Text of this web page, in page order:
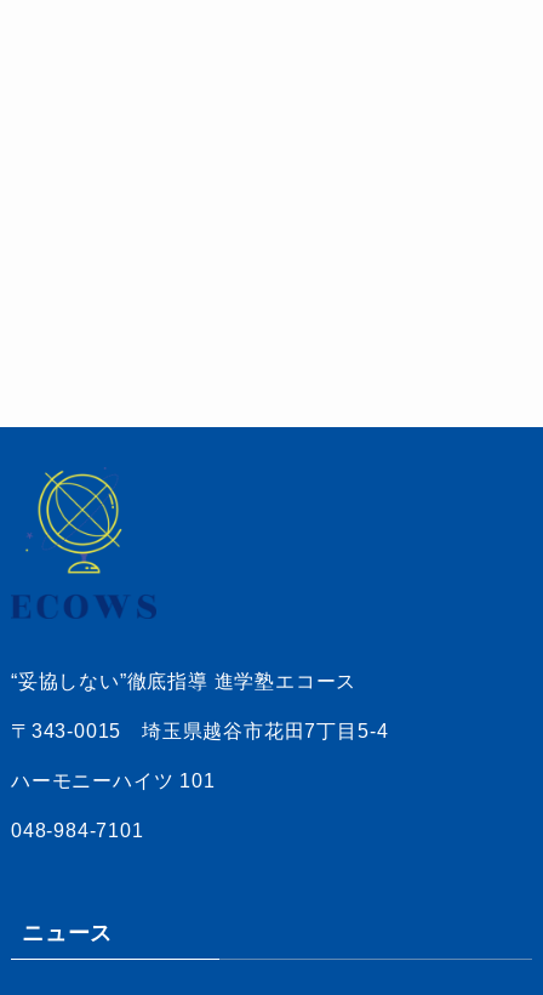
“妥協しない”徹底指導 進学塾エコース
〒343-0015 埼玉県越谷市花田7丁目5-4
ハーモニーハイツ 101
048-984-7101
ニュース